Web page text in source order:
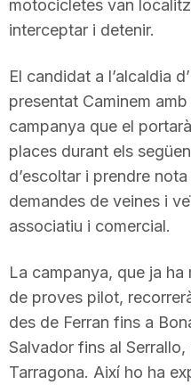
motocicletes van
interceptar i detenir.
El candidat a l’alcaldia
presentat Caminem
campanya que el
places durant els
d’escoltar i prendre
demandes de veines i
associatiu i comercial.
La campanya, que ja
de proves pilot,
des de Ferran fins a
Salvador fins al
Tarragona. Així ho ha